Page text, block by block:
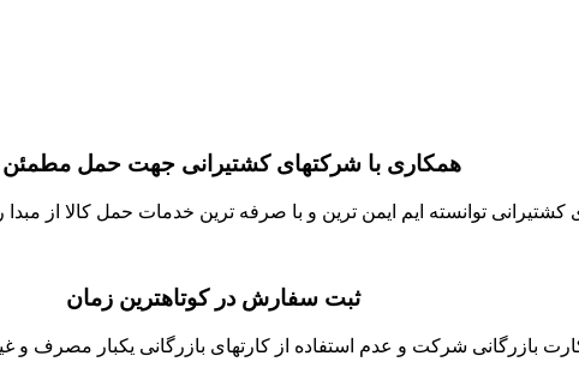
همکاری با شرکتهای کشتیرانی جهت حمل مطمئن
توانسته ایم ایمن ترین و با صرفه ترین خدمات حمل کالا از مبدا
ثبت سفارش در کوتاهترین زمان
بازرگانی شرکت و عدم استفاده از کارتهای بازرگانی یکبار مصرف و غیر